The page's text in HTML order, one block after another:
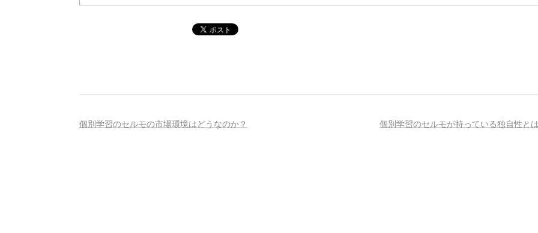
個別学習のセルモの市場環境はどうなのか？ 個別学習のセルモが持っている独自性と